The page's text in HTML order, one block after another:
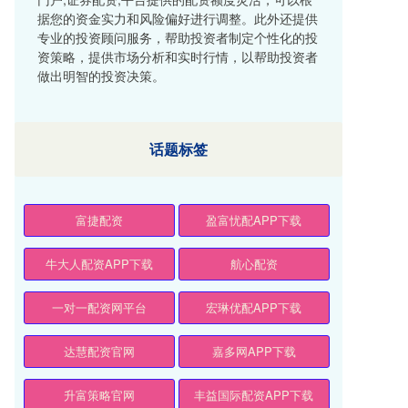
据您的资金实力和风险偏好进行调整。此外还提供
专业的投资顾问服务，帮助投资者制定个性化的投
资策略，提供市场分析和实时行情，以帮助投资者
做出明智的投资决策。
话题标签
富捷配资 盈富忧配APP下载
牛大人配资APP下载 航心配资
一对一配资网平台 宏琳优配APP下载
达慧配资官网 嘉多网APP下载
升富策略官网 丰益国际配资APP下载